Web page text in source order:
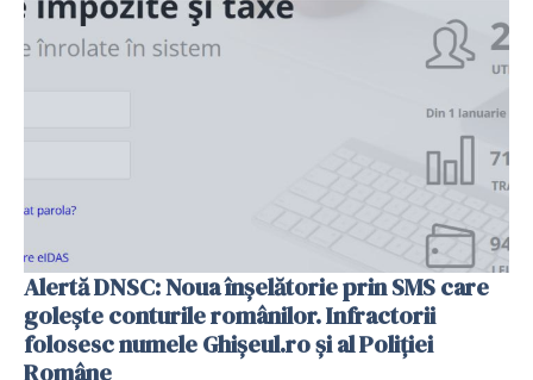
Alertă DNSC: Noua înșelătorie prin SMS care
golește conturile românilor. Infractorii
folosesc numele Ghișeul.ro și al Poliției
Române